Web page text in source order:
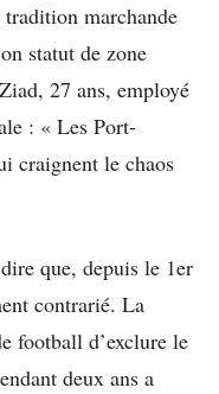
marchande
statut de zone
27 ans, employé
: « Les Port-
craignent le chaos
que, depuis le 1er
contrarié. La
football d’exclure le
deux ans a